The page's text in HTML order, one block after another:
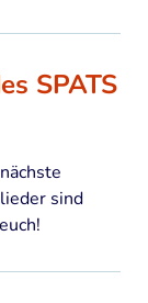
SPATS
sind